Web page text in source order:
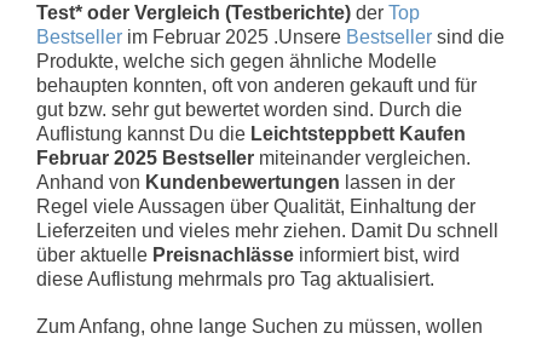
Test* oder Vergleich (Testberichte) der Top
Bestseller im Februar 2025 .Unsere Bestseller sind die
Produkte, welche sich gegen ähnliche Modelle
behaupten konnten, oft von anderen gekauft und für
gut bzw. sehr gut bewertet worden sind. Durch die
Auflistung kannst Du die Leichtsteppbett Kaufen
Februar 2025 Bestseller miteinander vergleichen.
Anhand von Kundenbewertungen lassen in der
Regel viele Aussagen über Qualität, Einhaltung der
Lieferzeiten und vieles mehr ziehen. Damit Du schnell
über aktuelle Preisnachlässe informiert bist, wird
diese Auflistung mehrmals pro Tag aktualisiert.
Zum Anfang, ohne lange Suchen zu müssen, wollen